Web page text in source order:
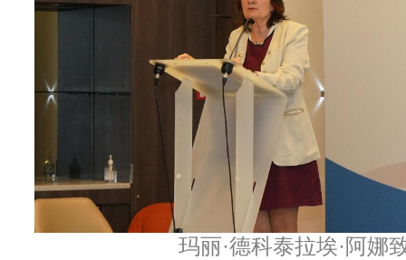
玛丽·德科泰拉埃·阿娜